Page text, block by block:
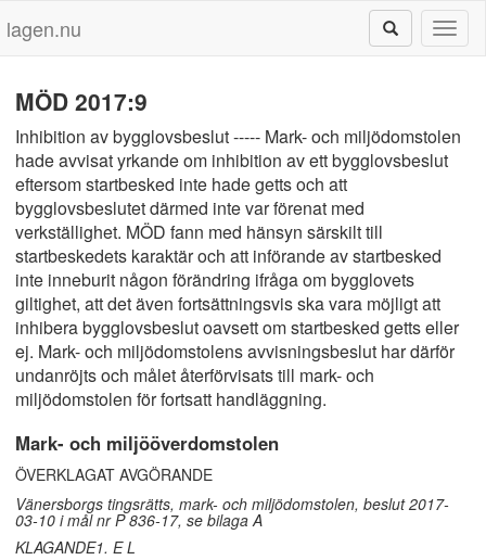
lagen.nu
MÖD 2017:9
Inhibition av bygglovsbeslut ----- Mark- och miljödomstolen
hade avvisat yrkande om inhibition av ett bygglovsbeslut
eftersom startbesked inte hade getts och att
bygglovsbeslutet därmed inte var förenat med
verkställighet. MÖD fann med hänsyn särskilt till
startbeskedets karaktär och att införande av startbesked
inte inneburit någon förändring ifråga om bygglovets
giltighet, att det även fortsättningsvis ska vara möjligt att
inhibera bygglovsbeslut oavsett om startbesked getts eller
ej. Mark- och miljödomstolens avvisningsbeslut har därför
undanröjts och målet återförvisats till mark- och
miljödomstolen för fortsatt handläggning.
Mark- och miljööverdomstolen
ÖVERKLAGAT AVGÖRANDE
Vänersborgs tingsrätts, mark- och miljödomstolen, beslut 2017-
03-10 i mål nr P 836-17, se bilaga A
KLAGANDE1. E L